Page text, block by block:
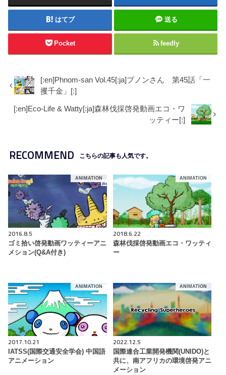
はてブ 送る
Pocket feedly
[:en]Phnom-san Vol.45[:ja]プノンさん 第45話「一
攫千金」[:]
[:en]Eco-Life & Watty[:ja]森林伐採啓発動画エコ・ワ
ッティー[:]
RECOMMEND こちらの記事も人気です。
ANIMATION
2016.8.5
ゴミ拾い啓発動画ワッティーアニ
メション(Q&A付き)
ANIMATION
2018.6.22
森林伐採啓発動画エコ・ワッティ
ー
ANIMATION
2017.10.21
IATSS(国際交通安全学会) 中国語
アニメーション
ANIMATION
2022.12.5
国際連合工業開発機関(UNIDO)と
共に、南アフリカの環境啓発アニ
メーション